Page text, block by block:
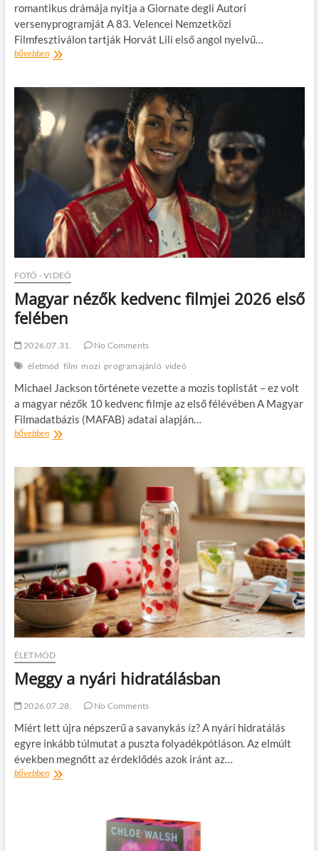
romantikus drámája nyitja a Giornate degli Autori
versenyprogramját A 83. Velencei Nemzetközi
Filmfesztiválon tartják Horvát Lili első angol nyelvű…
bővebbenHorvát
filmje,
a
Jegyzeteim
világpremierje
Velencében
FOTÓ - VIDEÓ
Magyar nézők kedvenc filmjei 2026 első
felében
2026.07.31.
No Comments
életmód film mozi programajánló videó
Michael Jackson története vezette a mozis toplistát – ez volt
a magyar nézők 10 kedvenc filmje az első félévében A Magyar
Filmadatbázis (MAFAB) adatai alapján…
bővebbenMagyar
filmjei
2026
ÉLETMÓD
Meggy a nyári hidratálásban
2026.07.28. No Comments
Miért lett újra népszerű a savanykás íz? A nyári hidratálás
egyre inkább túlmutat a puszta folyadékpótláson. Az elmúlt
években megnőtt az érdeklődés azok iránt az…
bővebbenMeggy